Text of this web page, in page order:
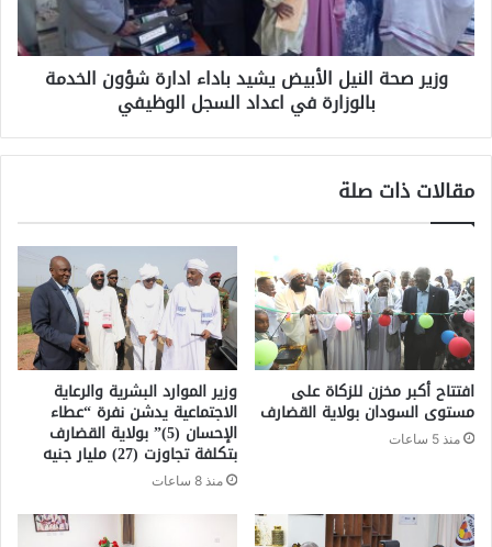
وزير صحة النيل الأبيض يشيد باداء ادارة شؤون الخدمة
بالوزارة في اعداد السجل الوظيفي
مقالات ذات صلة
افتتاح أكبر مخزن للزكاة على
مستوى السودان بولاية القضارف
منذ 5 ساعات
وزير الموارد البشرية والرعاية
الاجتماعية يدشن نفرة “عطاء
الإحسان (5)” بولاية القضارف
بتكلفة تجاوزت (27) مليار جنيه
منذ 8 ساعات